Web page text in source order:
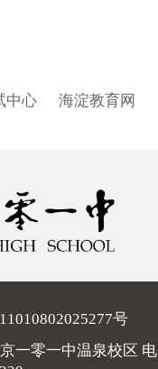
中心 海淀教育网
号
一零一中温泉校区 电